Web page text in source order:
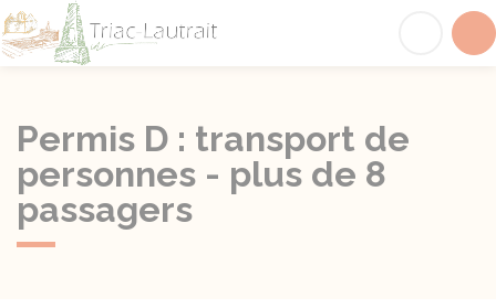
Permis D : transport de
personnes - plus de 8
passagers